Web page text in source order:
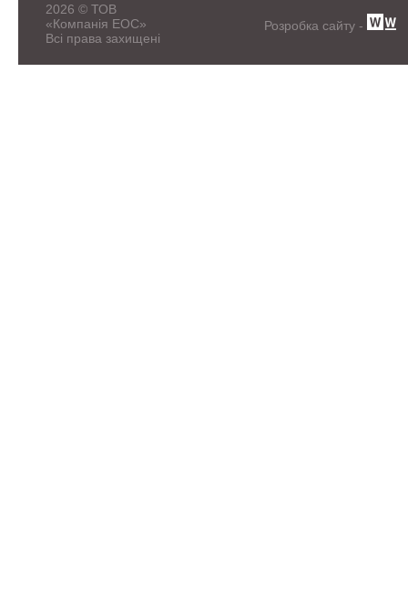
2026 © ТОВ
«Компанія ЕОС»
Всі права захищені
Розробка сайту -